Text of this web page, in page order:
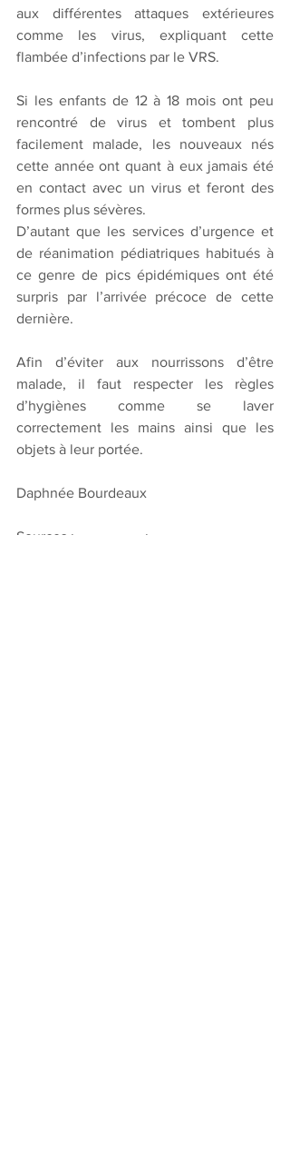
aux différentes attaques extérieures
comme les virus, expliquant cette
flambée d’infections par le VRS.
Si les enfants de 12 à 18 mois ont peu
rencontré de virus et tombent plus
facilement malade, les nouveaux nés
cette année ont quant à eux jamais été
en contact avec un virus et feront des
formes plus sévères.
D’autant que les services d’urgence et
de réanimation pédiatriques habitués à
ce genre de pics épidémiques ont été
surpris par l’arrivée précoce de cette
dernière.
Afin d’éviter aux nourrissons d’être
malade, il faut respecter les règles
d’hygiènes comme se laver
correctement les mains ainsi que les
objets à leur portée.
Daphnée Bourdeaux
Sources : ;